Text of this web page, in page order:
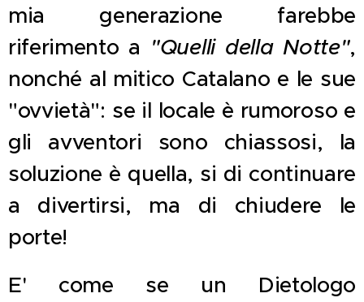
mia generazione farebbe
riferimento a "Quelli della Notte",
nonché al mitico Catalano e le sue
"ovvietà": se il locale è rumoroso e
gli avventori sono chiassosi, la
soluzione è quella, si di continuare
a divertirsi, ma di chiudere le
porte!
E' come se un Dietologo